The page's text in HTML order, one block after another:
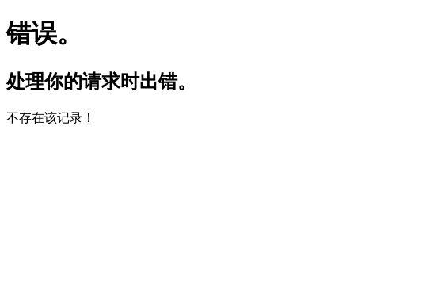
错误。
处理你的请求时出错。
不存在该记录！